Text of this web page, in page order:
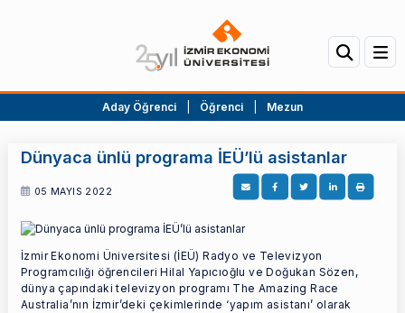
Aday Öğrenci Öğrenci Mezun
Dünyaca ünlü programa İEÜ’lü asistanlar
05 MAYIS 2022
İzmir Ekonomi Üniversitesi (İEÜ) Radyo ve Televizyon
Programcılığı öğrencileri Hilal Yapıcıoğlu ve Doğukan Sözen,
dünya çapındaki televizyon programı The Amazing Race
Australia’nın İzmir’deki çekimlerinde ‘yapım asistanı’ olarak